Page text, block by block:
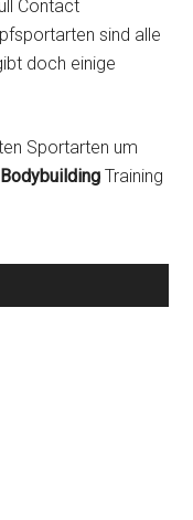
Contact
sind alle
doch einige
Sportarten um
Bodybuilding Training